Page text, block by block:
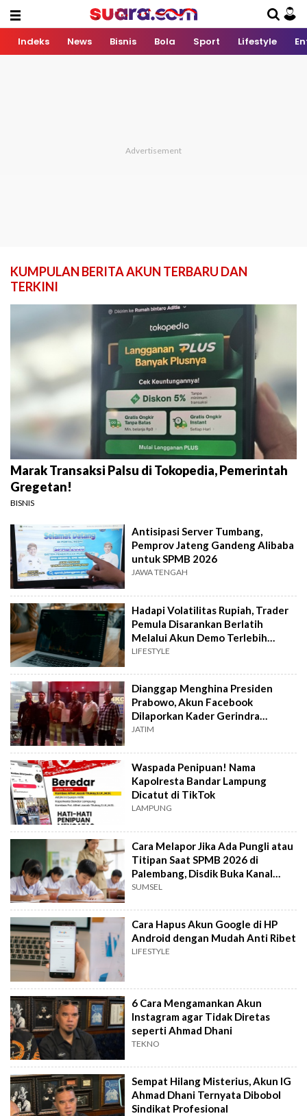
Indeks News Bisnis Bola Sport Lifestyle
KUMPULAN BERITA AKUN TERBARU DAN
TERKINI
Marak Transaksi Palsu di Tokopedia, Pemerintah
Gregetan!
BISNIS
Antisipasi Server Tumbang,
Pemprov Jateng Gandeng Alibaba
untuk SPMB 2026
JAWA TENGAH
Hadapi Volatilitas Rupiah, Trader
Pemula Disarankan Berlatih
Melalui Akun Demo Terlebih
Dahulu
LIFESTYLE
Dianggap Menghina Presiden
Prabowo, Akun Facebook
Dilaporkan Kader Gerindra
Pasuruan ke Polisi
JATIM
Waspada Penipuan! Nama
Kapolresta Bandar Lampung
Dicatut di TikTok
LAMPUNG
Cara Melapor Jika Ada Pungli atau
Titipan Saat SPMB 2026 di
Palembang, Disdik Buka Kanal
Pengaduan
SUMSEL
Cara Hapus Akun Google di HP
Android dengan Mudah Anti Ribet
LIFESTYLE
6 Cara Mengamankan Akun
Instagram agar Tidak Diretas
seperti Ahmad Dhani
TEKNO
Sempat Hilang Misterius, Akun IG
Ahmad Dhani Ternyata Dibobol
Sindikat Profesional